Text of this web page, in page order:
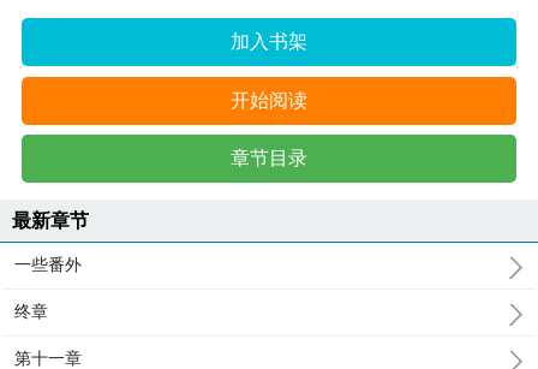
加入书架
开始阅读
章节目录
最新章节
一些番外
终章
第十一章